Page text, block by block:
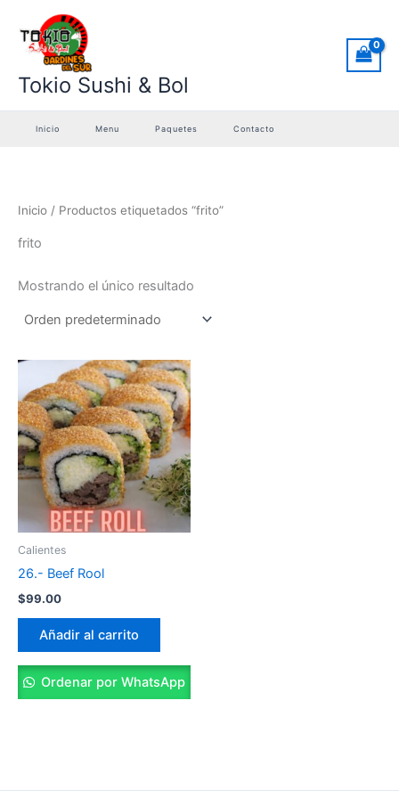
contenido
Tokio Sushi & Bol
Inicio Menu Paquetes Contacto
Inicio / Productos etiquetados “frito”
frito
Mostrando el único resultado
Calientes
26.- Beef Rool
$99.00
Añadir al carrito
Ordenar por WhatsApp